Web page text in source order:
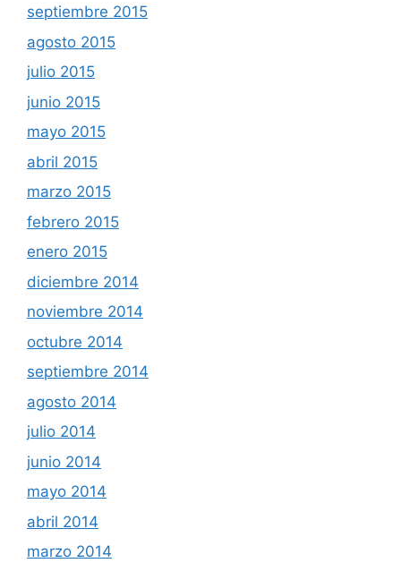
septiembre 2015
agosto 2015
julio 2015
junio 2015
mayo 2015
abril 2015
marzo 2015
febrero 2015
enero 2015
diciembre 2014
noviembre 2014
octubre 2014
septiembre 2014
agosto 2014
julio 2014
junio 2014
mayo 2014
abril 2014
marzo 2014